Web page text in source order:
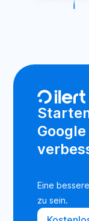
Eine
zu sein.